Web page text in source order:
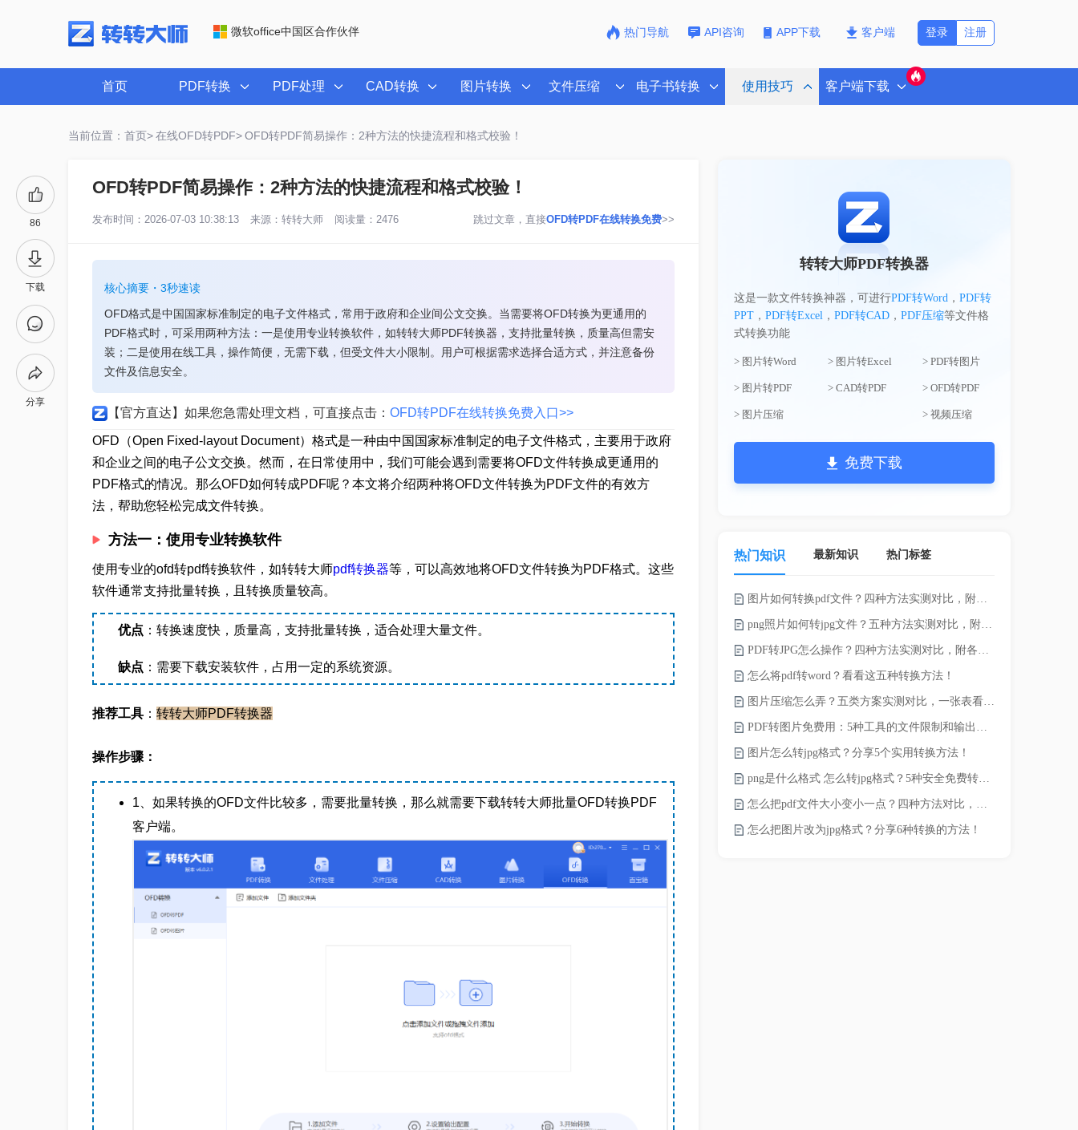
微软office中国区合作伙伴 热门导航 API咨询 APP下载 客户端 注册
登录
首页 PDF转换 PDF处理 CAD转换 图片转换 文件压缩 电子书转换 使用技巧 客户端下载
当前位置：首页> 在线OFD转PDF> OFD转PDF简易操作：2种方法的快捷流程和格式校验！
86
下载
分享
OFD转PDF简易操作：2种方法的快捷流程和格式校验！
发布时间：2026-07-03 10:38:13 来源： 转转大师 阅读量：2476 跳过文章，直接OFD转PDF在线转换免费>>
核心摘要・3秒速读
OFD格式是中国国家标准制定的电子文件格式，常用于政府和企业间公文交换。当需要将OFD转换为更通用的
PDF格式时，可采用两种方法：一是使用专业转换软件，如转转大师PDF转换器，支持批量转换，质量高但需安
装；二是使用在线工具，操作简便，无需下载，但受文件大小限制。用户可根据需求选择合适方式，并注意备份
文件及信息安全。
【官方直达】如果您急需处理文档，可直接点击： OFD转PDF在线转换免费入口>>
OFD（Open Fixed-layout Document）格式是一种由中国国家标准制定的电子文件格式，主要用于政府
和企业之间的电子公文交换。然而，在日常使用中，我们可能会遇到需要将OFD文件转换成更通用的
PDF格式的情况。那么OFD如何转成PDF呢？本文将介绍两种将OFD文件转换为PDF文件的有效方
法，帮助您轻松完成文件转换。
方法一：使用专业转换软件
使用专业的ofd转pdf转换软件，如转转大师pdf转换器等，可以高效地将OFD文件转换为PDF格式。这些
软件通常支持批量转换，且转换质量较高。
优点 ：转换速度快，质量高，支持批量转换，适合处理大量文件。
缺点 ：需要下载安装软件，占用一定的系统资源。
推荐工具： 转转大师PDF转换器
操作步骤：
1、如果转换的OFD文件比较多，需要批量转换，那么就需要下载转转大师批量OFD转换PDF
客户端。
转转大师PDF转换器
这是一款文件转换神器，可进行PDF转Word， PDF转
PPT， PDF转Excel， PDF转CAD， PDF压缩等文件格
式转换功能
> 图片转Word > 图片转Excel > PDF转图片
> 图片转PDF > CAD转PDF > OFD转PDF
> 图片压缩 > 视频压缩
免费下载
热门知识 最新知识 热门标签
图片如何转换pdf文件？四种方法实测对比，附各场景最优选！
png照片如何转jpg文件？五种方法实测对比，附各场景最优选!！
PDF转JPG怎么操作？四种方法实测对比，附各场景最优选！
怎么将pdf转word？看看这五种转换方法！
图片压缩怎么弄？五类方案实测对比，一张表看懂怎么选！
PDF转图片免费用：5种工具的文件限制和输出质量对比！
图片怎么转jpg格式？分享5个实用转换方法！
png是什么格式 怎么转jpg格式？5种安全免费转换方法全解析！
怎么把pdf文件大小变小一点？四种方法对比，一看就懂！
怎么把图片改为jpg格式？分享6种转换的方法！